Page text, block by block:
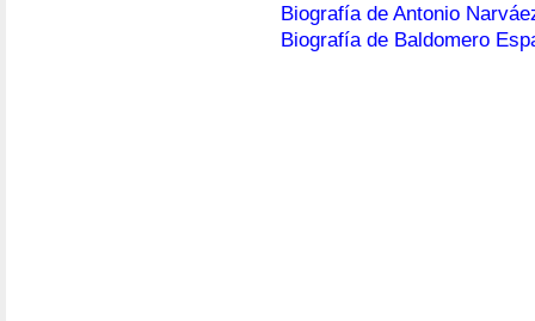
Biografía de Antonio
Biografía de Baldomero